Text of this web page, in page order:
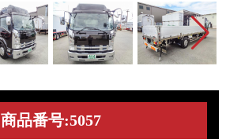
商品番号:5057